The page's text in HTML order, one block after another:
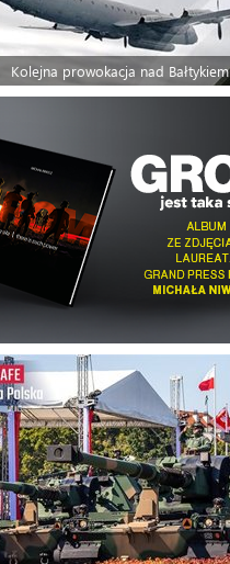
Kolejna prowokacja nad Bałtykiem